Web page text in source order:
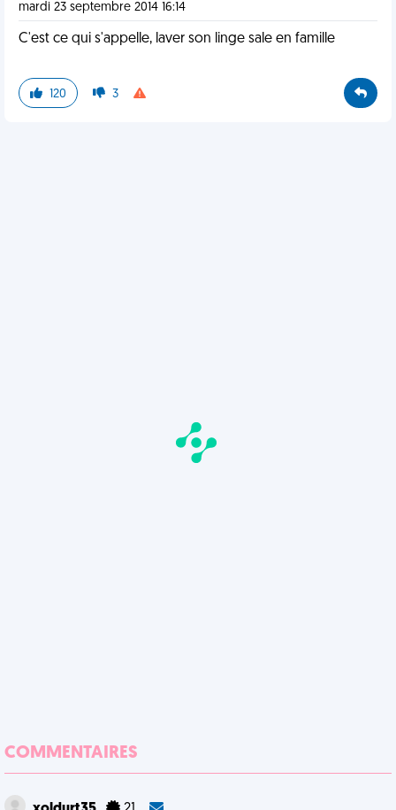
mardi 23 septembre 2014 16:14
C'est ce qui s'appelle, laver son linge sale en famille
120 3
COMMENTAIRES